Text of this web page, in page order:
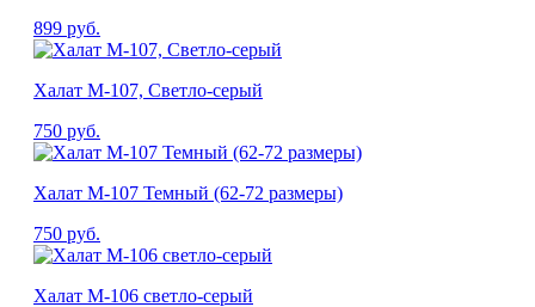
899 руб.
Халат М-107, Светло-серый
750 руб.
Халат М-107 Темный (62-72 размеры)
750 руб.
Халат М-106 светло-серый